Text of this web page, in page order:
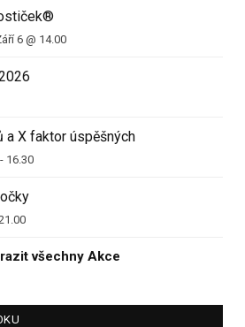
6 @ 14.00
a X faktor úspěšných
- 16.30
všechny Akce